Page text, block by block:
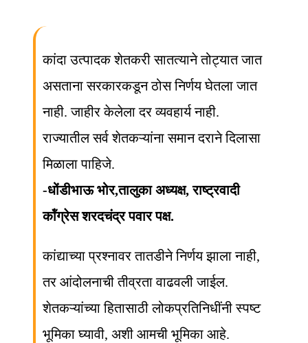
कांदा उत्पादक शेतकरी सातत्याने तोट्यात जात
असताना सरकारकडून ठोस निर्णय घेतला जात
नाही. जाहीर केलेला दर व्यवहार्य नाही.
राज्यातील सर्व शेतकऱ्यांना समान दराने दिलासा
मिळाला पाहिजे.
-धोंडीभाऊ भोर,तालुका अध्यक्ष, राष्ट्रवादी
कॉंग्रेस शरदचंद्र पवार पक्ष.
कांद्याच्या प्रश्नावर तातडीने निर्णय झाला नाही,
तर आंदोलनाची तीव्रता वाढवली जाईल.
शेतकऱ्यांच्या हितासाठी लोकप्रतिनिधींनी स्पष्ट
भूमिका घ्यावी, अशी आमची भूमिका आहे.